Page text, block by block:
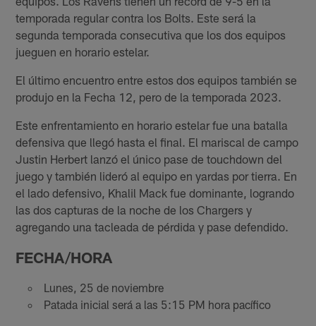
temporada regular contra los Bolts. Este será la
segunda temporada consecutiva que los dos equipos
jueguen en horario estelar.
El último encuentro entre estos dos equipos también se
produjo en la Fecha 12, pero de la temporada 2023.
Este enfrentamiento en horario estelar fue una batalla
defensiva que llegó hasta el final. El mariscal de campo
Justin Herbert lanzó el único pase de touchdown del
juego y también lideró al equipo en yardas por tierra. En
el lado defensivo, Khalil Mack fue dominante, logrando
las dos capturas de la noche de los Chargers y
agregando una tacleada de pérdida y pase defendido.
FECHA/HORA
Lunes, 25 de noviembre
Patada inicial será a las 5:15 PM hora pacífico